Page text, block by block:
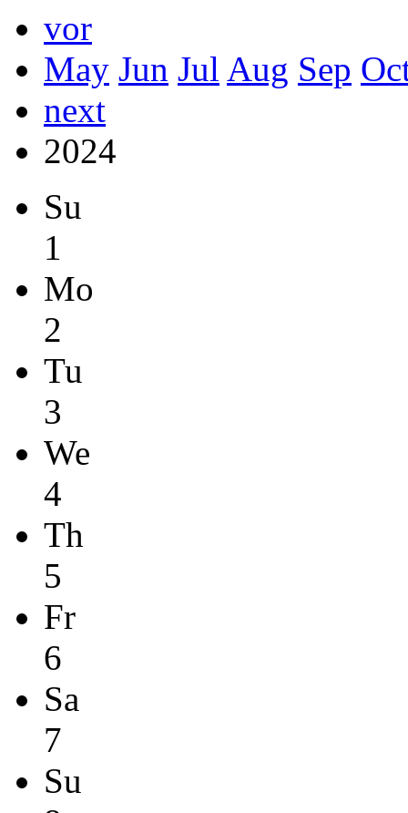
vor
May Jun Jul Aug Sep
next
2024
Su
1
Mo
2
Tu
3
We
4
Th
5
Fr
6
Sa
7
Su